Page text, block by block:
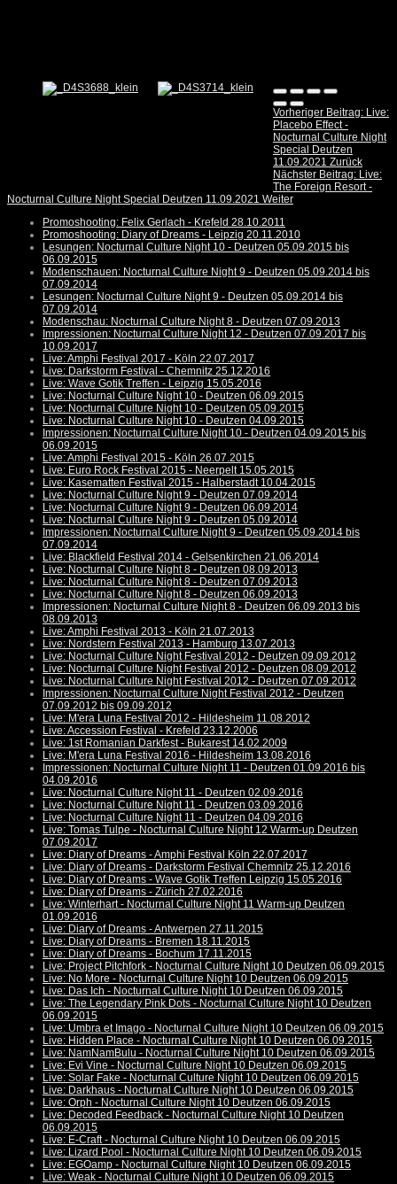
Vorheriger Beitrag: Live:
Placebo Effect -
Nocturnal Culture Night
Special Deutzen
11.09.2021 Zurück
Nächster Beitrag: Live:
The Foreign Resort -
Nocturnal Culture Night Special Deutzen 11.09.2021 Weiter
Promoshooting: Felix Gerlach - Krefeld 28.10.2011
Promoshooting: Diary of Dreams - Leipzig 20.11.2010
Lesungen: Nocturnal Culture Night 10 - Deutzen 05.09.2015 bis
06.09.2015
Modenschauen: Nocturnal Culture Night 9 - Deutzen 05.09.2014 bis
07.09.2014
Lesungen: Nocturnal Culture Night 9 - Deutzen 05.09.2014 bis
07.09.2014
Modenschau: Nocturnal Culture Night 8 - Deutzen 07.09.2013
Impressionen: Nocturnal Culture Night 12 - Deutzen 07.09.2017 bis
10.09.2017
Live: Amphi Festival 2017 - Köln 22.07.2017
Live: Darkstorm Festival - Chemnitz 25.12.2016
Live: Wave Gotik Treffen - Leipzig 15.05.2016
Live: Nocturnal Culture Night 10 - Deutzen 06.09.2015
Live: Nocturnal Culture Night 10 - Deutzen 05.09.2015
Live: Nocturnal Culture Night 10 - Deutzen 04.09.2015
Impressionen: Nocturnal Culture Night 10 - Deutzen 04.09.2015 bis
06.09.2015
Live: Amphi Festival 2015 - Köln 26.07.2015
Live: Euro Rock Festival 2015 - Neerpelt 15.05.2015
Live: Kasematten Festival 2015 - Halberstadt 10.04.2015
Live: Nocturnal Culture Night 9 - Deutzen 07.09.2014
Live: Nocturnal Culture Night 9 - Deutzen 06.09.2014
Live: Nocturnal Culture Night 9 - Deutzen 05.09.2014
Impressionen: Nocturnal Culture Night 9 - Deutzen 05.09.2014 bis
07.09.2014
Live: Blackfield Festival 2014 - Gelsenkirchen 21.06.2014
Live: Nocturnal Culture Night 8 - Deutzen 08.09.2013
Live: Nocturnal Culture Night 8 - Deutzen 07.09.2013
Live: Nocturnal Culture Night 8 - Deutzen 06.09.2013
Impressionen: Nocturnal Culture Night 8 - Deutzen 06.09.2013 bis
08.09.2013
Live: Amphi Festival 2013 - Köln 21.07.2013
Live: Nordstern Festival 2013 - Hamburg 13.07.2013
Live: Nocturnal Culture Night Festival 2012 - Deutzen 09.09.2012
Live: Nocturnal Culture Night Festival 2012 - Deutzen 08.09.2012
Live: Nocturnal Culture Night Festival 2012 - Deutzen 07.09.2012
Impressionen: Nocturnal Culture Night Festival 2012 - Deutzen
07.09.2012 bis 09.09.2012
Live: M'era Luna Festival 2012 - Hildesheim 11.08.2012
Live: Accession Festival - Krefeld 23.12.2006
Live: 1st Romanian Darkfest - Bukarest 14.02.2009
Live: M'era Luna Festival 2016 - Hildesheim 13.08.2016
Impressionen: Nocturnal Culture Night 11 - Deutzen 01.09.2016 bis
04.09.2016
Live: Nocturnal Culture Night 11 - Deutzen 02.09.2016
Live: Nocturnal Culture Night 11 - Deutzen 03.09.2016
Live: Nocturnal Culture Night 11 - Deutzen 04.09.2016
Live: Tomas Tulpe - Nocturnal Culture Night 12 Warm-up Deutzen
07.09.2017
Live: Diary of Dreams - Amphi Festival Köln 22.07.2017
Live: Diary of Dreams - Darkstorm Festival Chemnitz 25.12.2016
Live: Diary of Dreams - Wave Gotik Treffen Leipzig 15.05.2016
Live: Diary of Dreams - Zürich 27.02.2016
Live: Winterhart - Nocturnal Culture Night 11 Warm-up Deutzen
01.09.2016
Live: Diary of Dreams - Antwerpen 27.11.2015
Live: Diary of Dreams - Bremen 18.11.2015
Live: Diary of Dreams - Bochum 17.11.2015
Live: Project Pitchfork - Nocturnal Culture Night 10 Deutzen 06.09.2015
Live: No More - Nocturnal Culture Night 10 Deutzen 06.09.2015
Live: Das Ich - Nocturnal Culture Night 10 Deutzen 06.09.2015
Live: The Legendary Pink Dots - Nocturnal Culture Night 10 Deutzen
06.09.2015
Live: Umbra et Imago - Nocturnal Culture Night 10 Deutzen 06.09.2015
Live: Hidden Place - Nocturnal Culture Night 10 Deutzen 06.09.2015
Live: NamNamBulu - Nocturnal Culture Night 10 Deutzen 06.09.2015
Live: Evi Vine - Nocturnal Culture Night 10 Deutzen 06.09.2015
Live: Solar Fake - Nocturnal Culture Night 10 Deutzen 06.09.2015
Live: Darkhaus - Nocturnal Culture Night 10 Deutzen 06.09.2015
Live: Orph - Nocturnal Culture Night 10 Deutzen 06.09.2015
Live: Decoded Feedback - Nocturnal Culture Night 10 Deutzen
06.09.2015
Live: E-Craft - Nocturnal Culture Night 10 Deutzen 06.09.2015
Live: Lizard Pool - Nocturnal Culture Night 10 Deutzen 06.09.2015
Live: EGOamp - Nocturnal Culture Night 10 Deutzen 06.09.2015
Live: Weak - Nocturnal Culture Night 10 Deutzen 06.09.2015